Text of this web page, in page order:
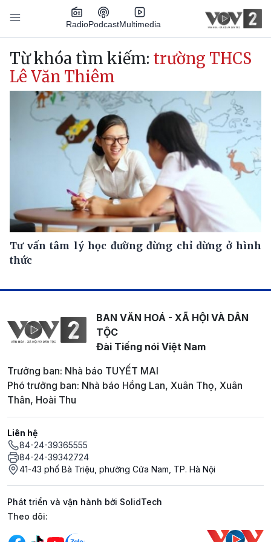
Nhảy đến nội dung
RadioPodcastMultimedia
Main navigation
Từ khóa tìm kiếm: trường THCS
Lê Văn Thiêm
Tư vấn tâm lý học đường đừng chỉ dừng ở hình
thức
BAN VĂN HOÁ - XÃ HỘI VÀ DÂN
TỘC
Đài Tiếng nói Việt Nam
Trưởng ban: Nhà báo TUYẾT MAI
Phó trưởng ban: Nhà báo Hồng Lan, Xuân Thọ, Xuân
Thân, Hoài Thu
Liên hệ
84-24-39365555
84-24-39342724
41-43 phố Bà Triệu, phường Cửa Nam, TP. Hà Nội
Phát triển và vận hành bởi SolidTech
Mạng xã hội
Theo dõi: